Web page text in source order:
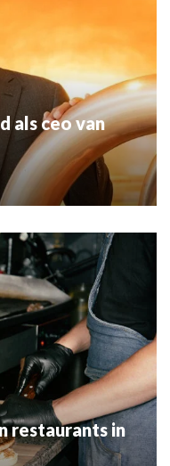
als ceo van
restaurants in